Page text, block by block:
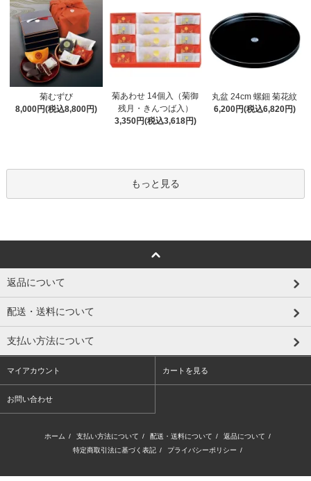
菊むずび
8,000円(税込8,800円)
菊あわせ 14個入（菊御
残月・きんつば入）
3,350円(税込3,618円)
丸盆 24cm 螺鈿 菊花紋
6,200円(税込6,820円)
もっと見る
返品について
配送・送料について
支払い方法について
マイアカウント カートを見る
お問い合わせ
ホーム / 支払い方法について / 配送・送料について / 返品について /
特定商取引法に基づく表記 / プライバシーポリシー /